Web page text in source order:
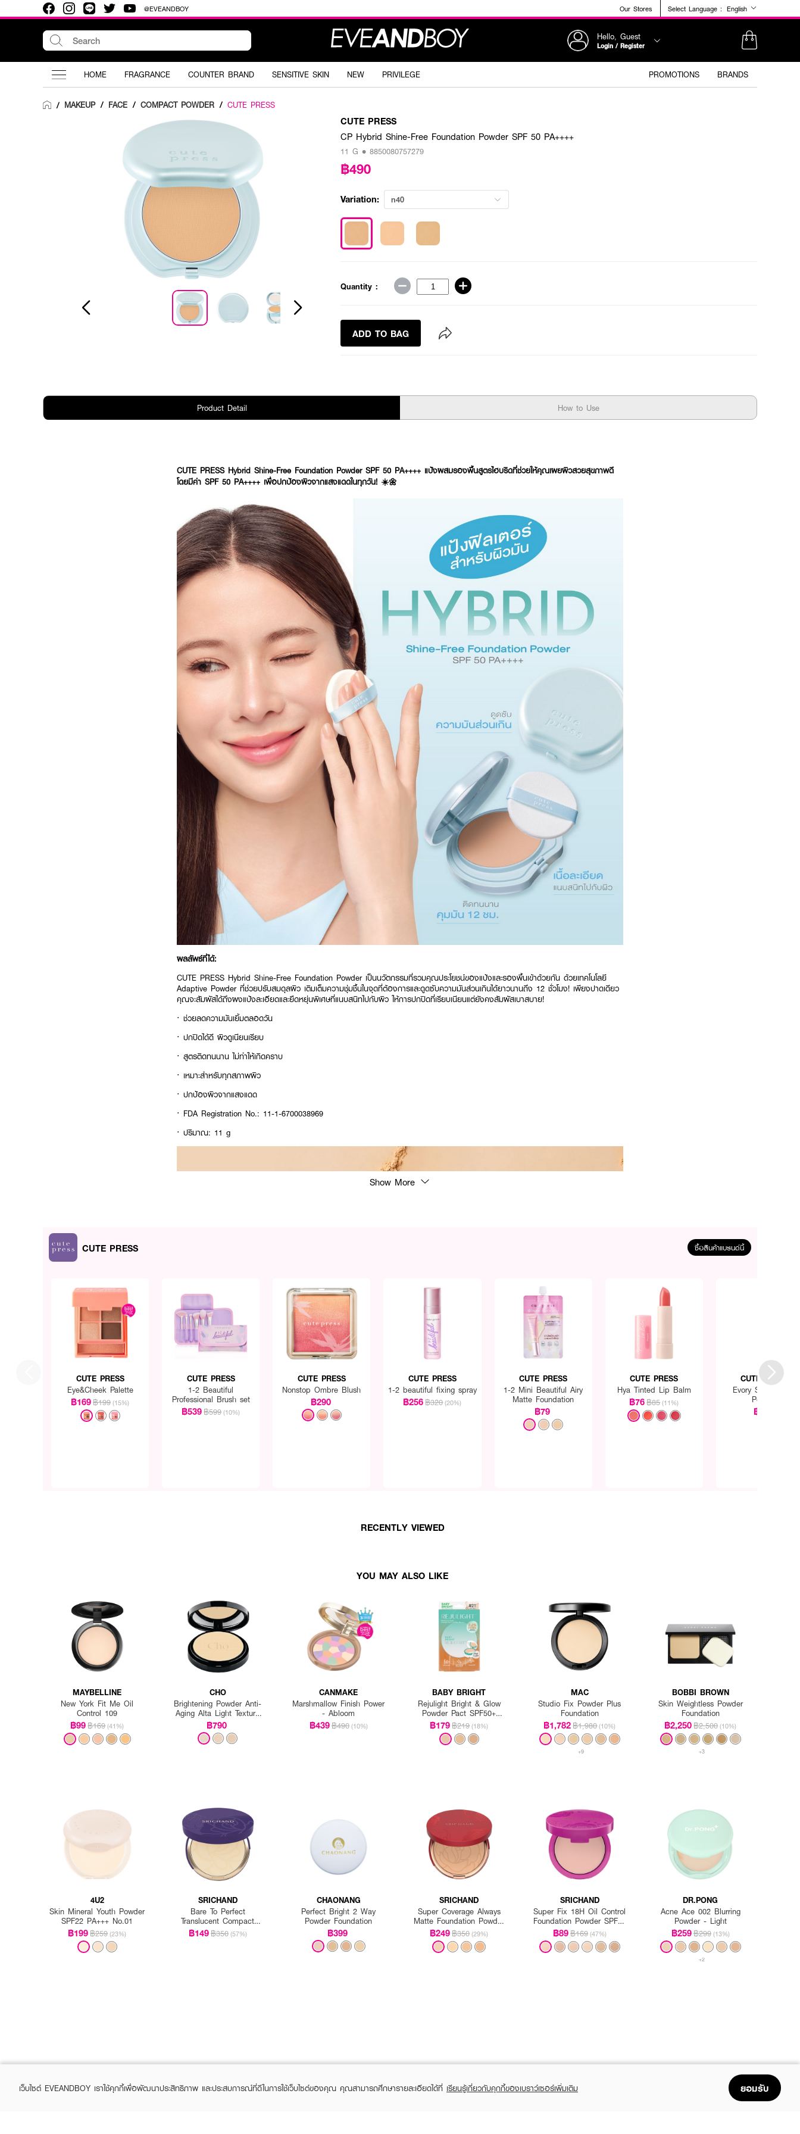
@EVEANDBOY Our Stores Select Language : English
Hello, Guest
Login / Register
HOME FRAGRANCE COUNTER BRAND SENSITIVE SKIN NEW PRIVILEGE PROMOTIONS BRANDS
/ MAKEUP / FACE / COMPACT POWDER / CUTE PRESS
CUTE PRESS
CP Hybrid Shine-Free Foundation Powder SPF 50 PA++++
11 G • 8850080757279
฿490
Variation: n40
Quantity :
ADD TO BAG
Product Detail How to Use
CUTE PRESS Hybrid Shine-Free Foundation Powder SPF 50 PA++++ แป้งผสมรองพื้นสูตรไฮบริดที่ช่วยให้คุณเผยผิวสวยสุขภาพดี
โดยมีค่า SPF 50 PA++++ เพื่อปกป้องผิวจากแสงแดดในทุกวัน! ☀️🌼
ผลลัพธ์ที่ได้:
CUTE PRESS Hybrid Shine-Free Foundation Powder เป็นนวัตกรรมที่รวมคุณประโยชน์ของแป้งและรองพื้นเข้าด้วยกัน ด้วยเทคโนโลยี
Adaptive Powder ที่ช่วยปรับสมดุลผิว เติมเต็มความชุ่มชื้นในจุดที่ต้องการและดูดซับความมันส่วนเกินได้ยาวนานถึง 12 ชั่วโมง! เพียงปาดเดียว
คุณจะสัมผัสได้ถึงผงแป้งละเอียดและยืดหยุ่นพิเศษที่แนบสนิทไปกับผิว ให้การปกปิดที่เรียบเนียนแต่ยังคงสัมผัสเบาสบาย!
· ช่วยลดความมันเยิ้มตลอดวัน
· ปกปิดได้ดี ผิวดูเนียนเรียบ
· สูตรติดทนนาน ไม่ทำให้เกิดคราบ
· เหมาะสำหรับทุกสภาพผิว
· ปกป้องผิวจากแสงแดด
· FDA Registration No.: 11-1-6700038969
· ปริมาณ: 11 g
Show More
CUTE PRESS ซื้อสินค้าแบรนด์นี้
CUTE PRESS
Eye&Cheek Palette
฿169฿199 (15%)
CUTE PRESS
1-2 Beautiful
Professional Brush set
฿539฿599 (10%)
CUTE PRESS
Nonstop Ombre Blush
฿290
CUTE PRESS
1-2 beautiful fixing spray
฿256฿320 (20%)
CUTE PRESS
1-2 Mini Beautiful Airy
Matte Foundation
฿79
CUTE PRESS
Hya Tinted Lip Balm
฿76฿85 (11%)
CUTE PRESS
Evory Snow Loose
Powder
฿380
RECENTLY VIEWED
YOU MAY ALSO LIKE
MAYBELLINE
New York Fit Me Oil
Control 109
฿99฿169 (41%)
CHO
Brightening Powder Anti-
Aging Alta Light Texture
Vitamin E
฿790
CANMAKE
Marshmallow Finish Power
- Abloom
฿439฿490 (10%)
BABY BRIGHT
Rejulight Bright & Glow
Powder Pact SPF50+
PA++++
฿179฿219 (18%)
MAC
Studio Fix Powder Plus
Foundation
฿1,782฿1,980 (10%)
+9
BOBBI BROWN
Skin Weightless Powder
Foundation
฿2,250฿2,500 (10%)
+3
4U2
Skin Mineral Youth Powder
SPF22 PA+++ No.01
฿199฿259 (23%)
SRICHAND
Bare To Perfect
Translucent Compact
Powder
฿149฿350 (57%)
CHAONANG
Perfect Bright 2 Way
Powder Foundation
฿399
SRICHAND
Super Coverage Always
Matte Foundation Powder
SPF 35 PA++++
฿249฿350 (29%)
SRICHAND
Super Fix 18H Oil Control
Foundation Powder SPF35
PA+++
฿89฿169 (47%)
DR.PONG
Acne Ace 002 Blurring
Powder - Light
฿259฿299 (13%)
+2
เว็บไซต์ EVEANDBOY เราใช้คุกกี้เพื่อพัฒนาประสิทธิภาพ และประสบการณ์ที่ดีในการใช้เว็บไซต์ของคุณ คุณสามารถศึกษารายละเอียดได้ที่ เรียนรู้เกี่ยวกับคุกกี้ของเบราว์เซอร์เพิ่มเติม ยอมรับ